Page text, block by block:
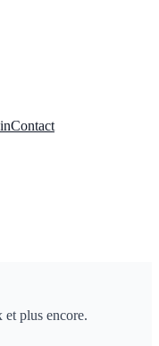
Contact
plus encore.